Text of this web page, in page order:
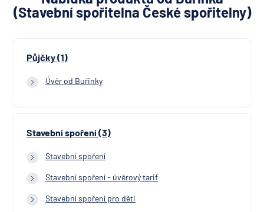
(Stavební spořitelna České spořitelny)
Půjčky (1)
Úvěr od Buřinky
Stavební spoření (3)
Stavební spoření
Stavební spoření - úvěrový tarif
Stavební spoření pro děti